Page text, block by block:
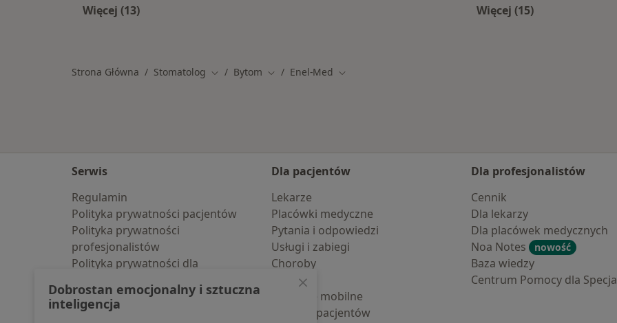
Więcej (13)
Więcej (15)
Strona Główna Stomatolog Zmień miasto
Bytom Zmień miasto
Enel-Med Zmień miasto
Serwis
Regulamin
Polityka prywatności pacjentów
Polityka prywatności
profesjonalistów
Polityka prywatności dla
pozyskaliśmy samodzielnie
Polityka cookies
Dla pacjentów
Lekarze
Placówki medyczne
Pytania i odpowiedzi
Usługi i zabiegi
Choroby
Pomoc
Aplikacje mobilne
Blog dla pacjentów
Dla profesjonalistów
Cennik
Dla lekarzy
Dla placówek medycznych
Noa Notes
nowość
Baza wiedzy
Centrum Pomocy dla
Dobrostan emocjonalny i sztuczna
inteligencja